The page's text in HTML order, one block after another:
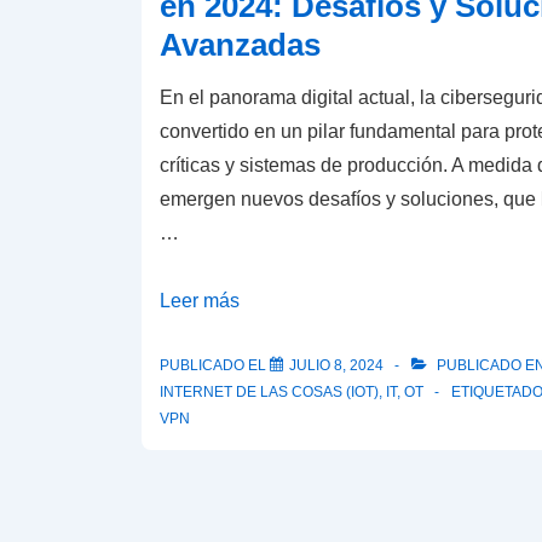
Avanzadas
En el panorama digital actual, la
convertido en un pilar fundamental para
críticas y sistemas de producción. A medida
emergen nuevos desafíos y soluciones,
…
Evolución
la
Ciberseguridad
Leer más
PUBLICADO EL JULIO 8, 2024 PUBLICADO
INTERNET DE LAS COSAS (IOT) IT, OT
VPN